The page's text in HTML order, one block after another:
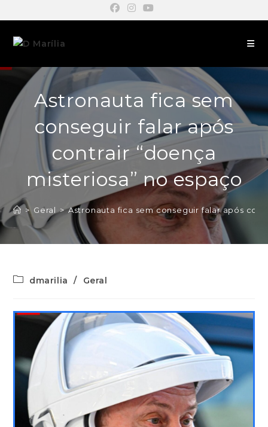
Astronauta fica sem
conseguir falar após
contrair “doença
misteriosa” no espaço
> Geral > Astronauta fica sem conseguir falar após
dmarilia / Geral